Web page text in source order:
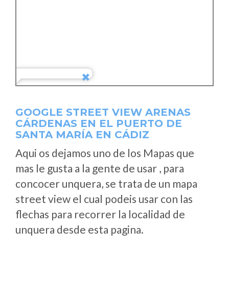
GOOGLE STREET VIEW ARENAS
CÁRDENAS EN EL PUERTO DE
SANTA MARÍA EN CÁDIZ
Aqui os dejamos uno de los Mapas que
mas le gusta a la gente de usar , para
concocer unquera, se trata de un mapa
street view el cual podeis usar con las
flechas para recorrer la localidad de
unquera desde esta pagina.